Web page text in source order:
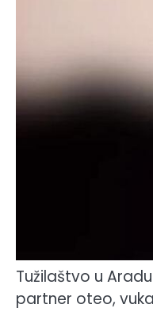
Tužilaštvo u
partner oteo,